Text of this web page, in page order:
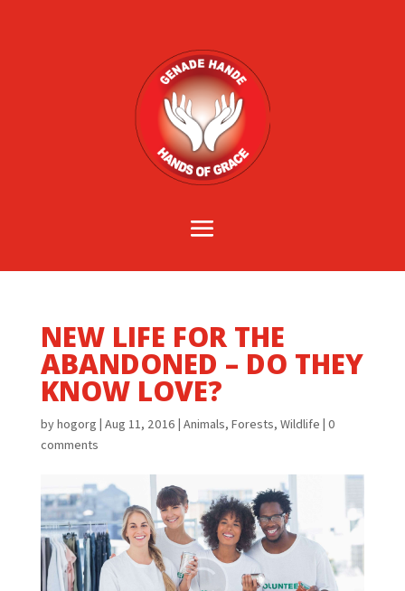
NEW LIFE FOR THE
ABANDONED – DO THEY
KNOW LOVE?
byhogorg | Aug 11, 2016 | Animals, Forests, Wildlife | 0
comments